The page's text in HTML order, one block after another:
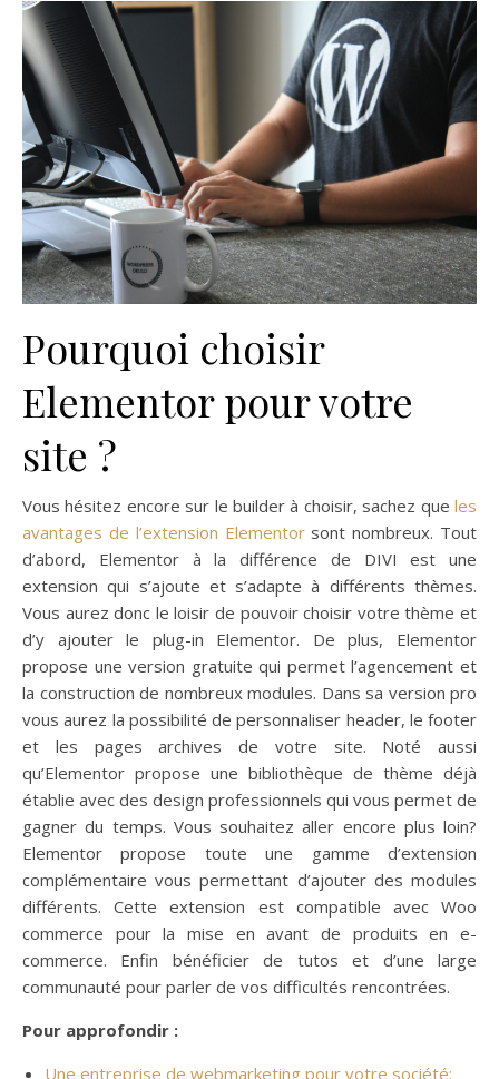
Pourquoi choisir
Elementor pour votre
site ?
Vous hésitez encore sur le builder à choisir, sachez que les
avantages de l’extension Elementorsont nombreux. Tout
d’abord, Elementor à la différence de DIVI est une
extension qui s’ajoute et s’adapte à différents thèmes.
Vous aurez donc le loisir de pouvoir choisir votre thème et
d’y ajouter le plug-in Elementor. De plus, Elementor
propose une version gratuite qui permet l’agencement et
la construction de nombreux modules. Dans sa version pro
vous aurez la possibilité de personnaliser header, le footer
et les pages archives de votre site. Noté aussi
qu’Elementor propose une bibliothèque de thème déjà
établie avec des design professionnels qui vous permet de
gagner du temps. Vous souhaitez aller encore plus loin?
Elementor propose toute une gamme d’extension
complémentaire vous permettant d’ajouter des modules
différents. Cette extension est compatible avec Woo
commerce pour la mise en avant de produits en e-
commerce. Enfin bénéficier de tutos et d’une large
communauté pour parler de vos difficultés rencontrées.
Pour approfondir :
Une entreprise de webmarketing pour votre société: